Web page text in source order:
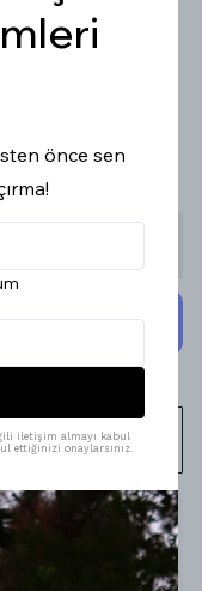
önce sen
iletişim almayı kabul
ettiğinizi onaylarsınız.